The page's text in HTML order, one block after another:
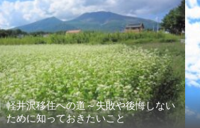
軽井沢移住への道～失敗や後悔しない
ために知っておきたいこと